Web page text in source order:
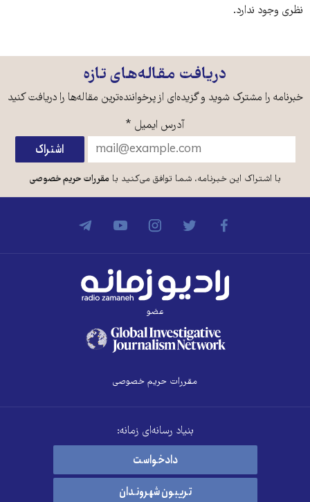
نظری وجود ندارد.
دریافت مقاله‌های تازه
خبرنامه را مشترک شوید و گزیده‌ای از پرخواننده‌ترین مقاله‌ها را دریافت کنید
آدرس ایمیل *
با اشتراک این خبرنامه، شما توافق می‌کنید بامقررات حریم خصوصی
عضو
مقررات حریم خصوصی
بنیاد رسانه‌ای زمانه:
دادخواست
تریبون شهروندان